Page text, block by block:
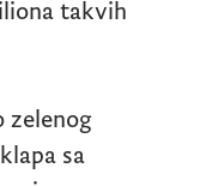
takvih
zelenog
sa